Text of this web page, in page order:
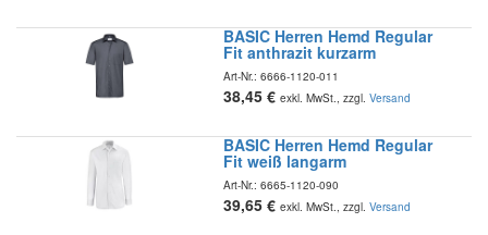
BASIC Herren Hemd Regular
Fit anthrazit kurzarm
Art-Nr.: 6666-1120-011
38,45 € exkl. MwSt., zzgl. Versand
BASIC Herren Hemd Regular
Fit weiß langarm
Art-Nr.: 6665-1120-090
39,65 € exkl. MwSt., zzgl. Versand